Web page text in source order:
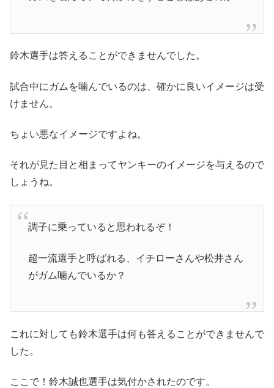
鈴木選手は答えることができませんでした。
試合中にガムを噛んでいるのは、確かに良いイメージは受
けません。
ちょい悪なイメージですよね。
それが見た目と相まってヤンキーのイメージを与えるので
しょうね。
調子に乗っていると思われるぞ！
超一流選手と呼ばれる、イチローさんや松井さん
がガム噛んでいるか？
これに対しても鈴木選手は何も答えることができませんで
した。
ここで！鈴木誠也選手は気付かされたのです。